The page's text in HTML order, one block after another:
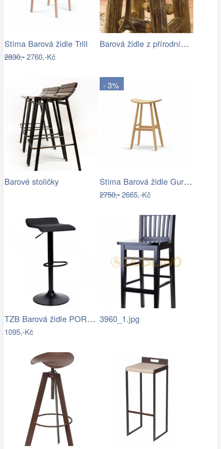
Stima Barová židle Trill
2830,-2760,-Kč
Barová židle z přírodního dřeva
Barové stoličky
- 3%
Stima Barová židle Guru masiv buk
2750,-2665,-Kč
TZB Barová židle PORTI BLACK eko kůže…
1095,-Kč
3960_1.jpg